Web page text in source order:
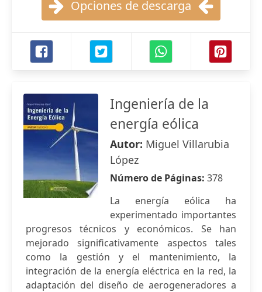
Opciones de descarga
Ingeniería de la
energía eólica
Autor: Miguel Villarubia
López
Número de Páginas: 378
La energía eólica ha
experimentado importantes
progresos técnicos y económicos. Se han
mejorado significativamente aspectos tales
como la gestión y el mantenimiento, la
integración de la energía eléctrica en la red, la
adaptación del diseño de aerogeneradores a